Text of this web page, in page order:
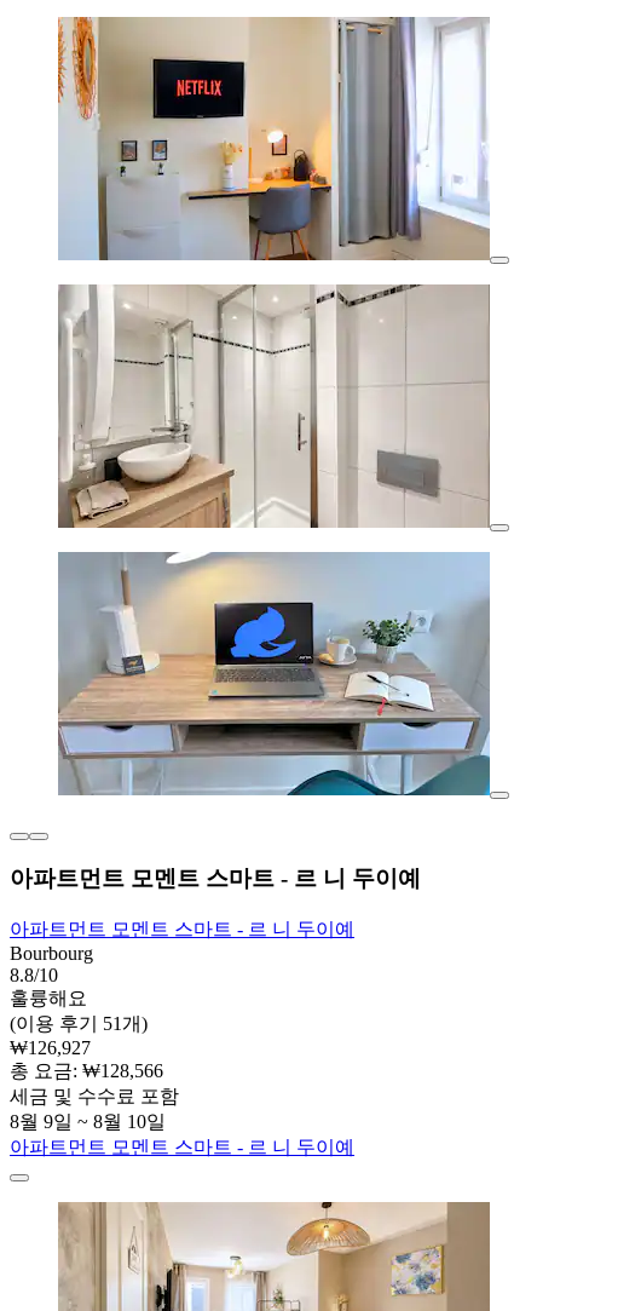
아파트먼트 모멘트 스마트 - 르 니 두이예
아파트먼트 모멘트 스마트 - 르 니 두이예
Bourbourg
8.8/10
훌륭해요
(이용 후기 51개)
₩126,927
총 요금: ₩128,566
세금 및 수수료 포함
8월 9일 ~ 8월 10일
아파트먼트 모멘트 스마트 - 르 니 두이예